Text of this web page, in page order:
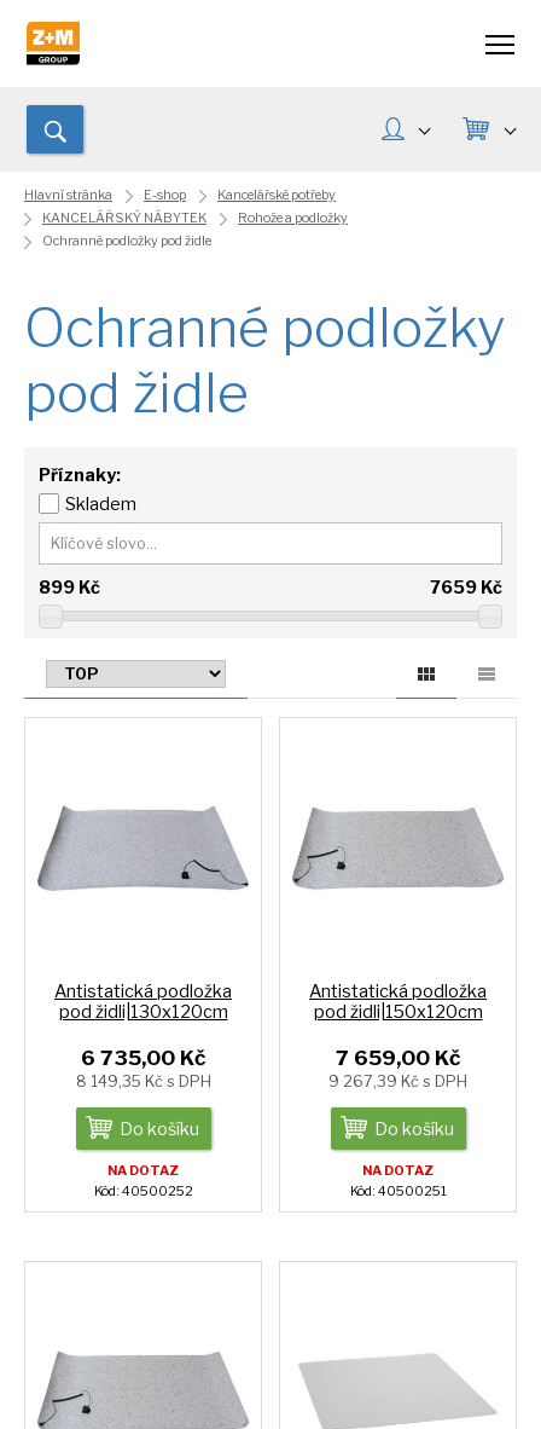
Hlavní stránka E-shop
Kancelářské potřeby
KANCELÁŘSKÝ NÁBYTEK
Rohože a podložky
Ochranné podložky pod židle
Ochranné podložky
pod židle
Příznaky:
Skladem
899Kč 7659 Kč
Antistatická podložka
pod židli|130x120cm
6 735,00 Kč
8 149,35 Kč s DPH
Do košíku
NA DOTAZ
Kód: 40500252
Antistatická podložka
pod židli|150x120cm
7 659,00 Kč
9 267,39 Kč s DPH
Do košíku
NA DOTAZ
Kód: 40500251